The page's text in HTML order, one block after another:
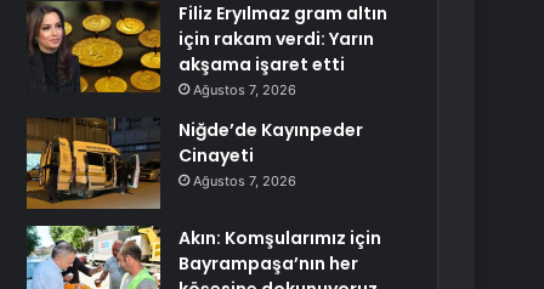
Filiz Eryılmaz gram altın
için rakam verdi: Yarın
akşama işaret etti
Ağustos 7, 2026
Niğde’de Kayınpeder
Cinayeti
Ağustos 7, 2026
Akın: Komşularımız için
Bayrampaşa’nın her